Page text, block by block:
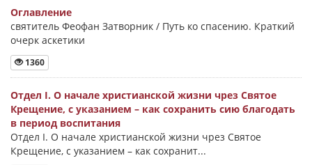
Оглавление
святитель Феофан Затворник / Путь ко спасению. Краткий
очерк аскетики
1360
Отдел I. О начале христианской жизни чрез Святое
Крещение, с указанием – как сохранить сию благодать
в период воспитания
Отдел I. О начале христианской жизни чрез Святое
Крещение, с указанием – как сохранит...